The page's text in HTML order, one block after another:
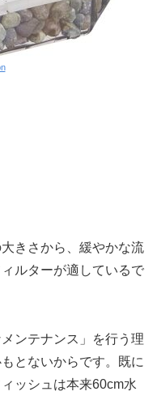
きさから、緩やかな流
ルターが適しているで
ンテナンス」を行う理
とないからです。既に
ッシュは本来60cm水